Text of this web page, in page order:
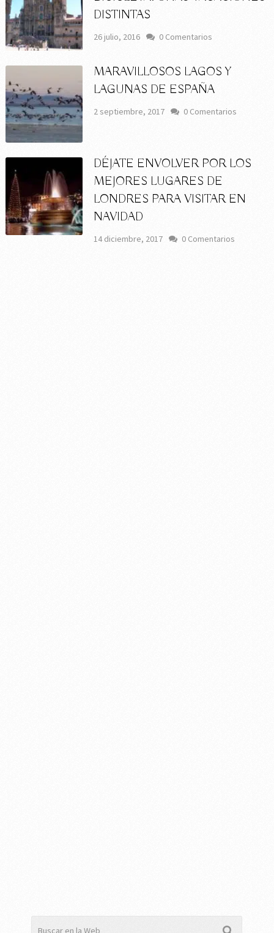
DISTINTAS
26 julio, 2016 0 Comentarios
MARAVILLOSOS LAGOS Y
LAGUNAS DE ESPAÑA
2 septiembre, 2017 0 Comentarios
DÉJATE ENVOLVER POR LOS
MEJORES LUGARES DE
LONDRES PARA VISITAR EN
NAVIDAD
14 diciembre, 2017 0 Comentarios